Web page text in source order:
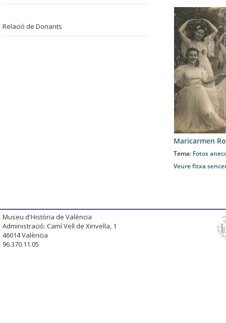
Relació de Donants
Maricarmen
Tema: Fotos
Veure fitxa
Museu d'Història de València
Administració: Camí Vell de Xirivella, 1
46014 València
96.370.11.05